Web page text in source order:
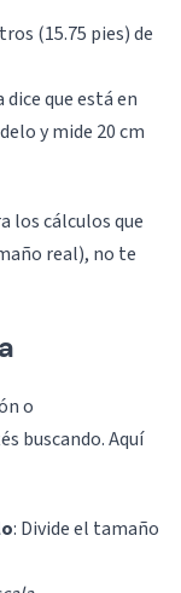
(15.75 pies) de
dice que está en
y mide 20 cm
los cálculos que
real), no te
o
buscando. Aquí
: Divide el tamaño